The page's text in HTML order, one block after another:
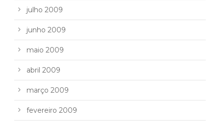
julho 2009
junho 2009
maio 2009
abril 2009
março 2009
fevereiro 2009